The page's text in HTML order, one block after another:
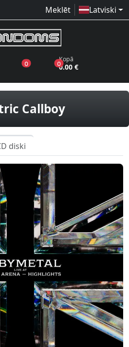
Meklēt Latviski
0produkti vēlmju sarakstā
0produkti grozā
Kopā
0.00 €
Callboyvinila
diski